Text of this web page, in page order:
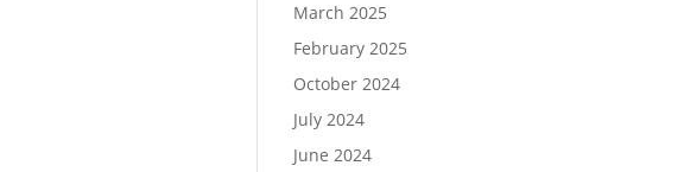
March 2025
February 2025
October 2024
July 2024
June 2024